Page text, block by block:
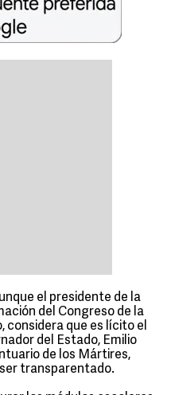
el presidente de la
del Congreso de la
considera que es lícito el
del Estado, Emilio
de los Mártires,
transparentado.